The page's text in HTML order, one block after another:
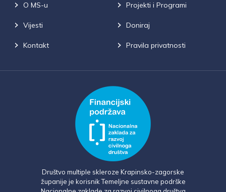
Društvo multiple skleroze Krapinsko-zagorske
županije je korisnik Temeljne sustavne podrške
O MS-u
Vijesti
Kontakt
Projekti i Programi
Doniraj
Pravila privatnosti